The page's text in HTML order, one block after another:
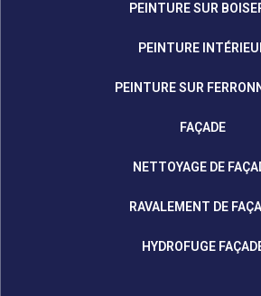
PEINTURE SUR
PEINTURE
PEINTURE SUR
FAÇADE
NETTOYAGE DE
RAVALEMENT DE
HYDROFUGE